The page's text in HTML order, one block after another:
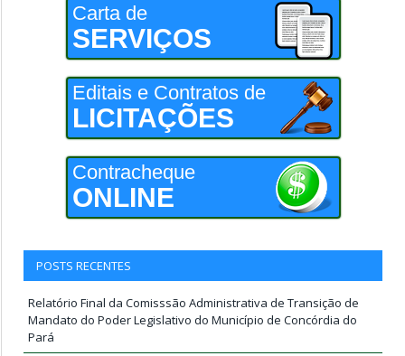
Carta de
SERVIÇOS
Editais e Contratos de
LICITAÇÕES
Contracheque
ONLINE
POSTS RECENTES
Relatório Final da Comisssão Administrativa de Transição de
Mandato do Poder Legislativo do Município de Concórdia do
Pará